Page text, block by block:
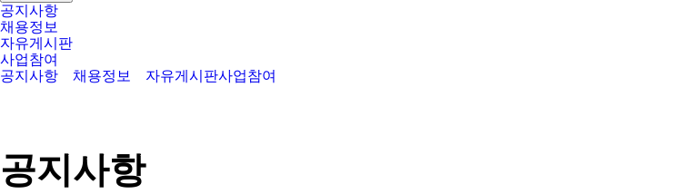
공지사항
채용정보
자유게시판
사업참여
공지사항
채용정보 자유게시판사업참여
공지사항